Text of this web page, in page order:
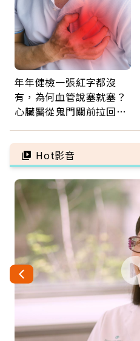
年年健檢一張紅字都沒
有，為何血管說塞就塞？
心臟醫從鬼門關前拉回病
字
Hot影音